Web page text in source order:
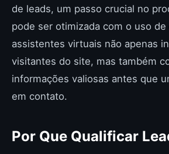
de leads, um passo crucial no
pode ser otimizada com o uso
assistentes virtuais não apenas
visitantes do site, mas também
informações valiosas antes que
em contato.
Por Que Qualificar